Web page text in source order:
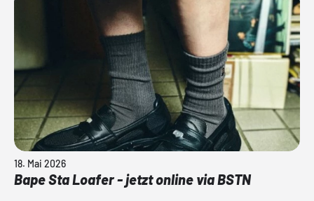
18. Mai 2026
Bape Sta Loafer - jetzt online via BSTN